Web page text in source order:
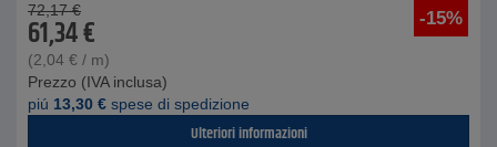
-15%
72,17 €
61,34€
(2,04 € / m)
Prezzo (IVA inclusa)
piú 13,30 € spese di spedizione
Ulteriori informazioni